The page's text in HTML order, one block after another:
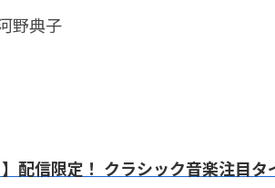
野典子
】配信限定！ クラシック音楽注目